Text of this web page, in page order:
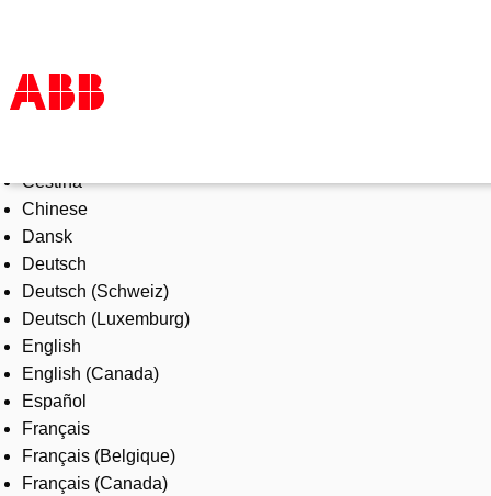
Products & Solutions
Industries
Services
About us
Where to buy
Contact us
Careers
Čeština
Chinese
Dansk
Deutsch
Deutsch (Schweiz)
Deutsch (Luxemburg)
English
English (Canada)
Español
Français
Français (Belgique)
Français (Canada)